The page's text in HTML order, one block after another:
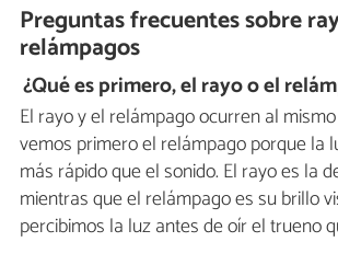
Preguntas frecuentes sobre
relámpagos
¿Qué es primero, el rayo o el
El rayo y el relámpago ocurren al
vemos primero el relámpago porque la
más rápido que el sonido. El rayo es la
mientras que el relámpago es su brillo
percibimos la luz antes de oír el trueno